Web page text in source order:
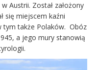
Austrii. Został założony
się miejscem kaźni
tym także Polaków. Obóz
a jego mury stanowią